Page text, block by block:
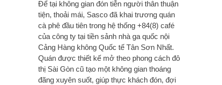
Để tại không gian đón tiễn người thân thuận
tiện, thoải mái, Sasco đã khai trương quán
cà phê đầu tiên trong hệ thống +84(8) café
của công ty tại tiền sảnh nhà ga quốc nội
Cảng Hàng không Quốc tế Tân Sơn Nhất.
Quán được thiết kế mở theo phong cách đô
thị Sài Gòn cũ tạo một không gian thoáng
đãng xuyên suốt, giúp thực khách đón, đợi